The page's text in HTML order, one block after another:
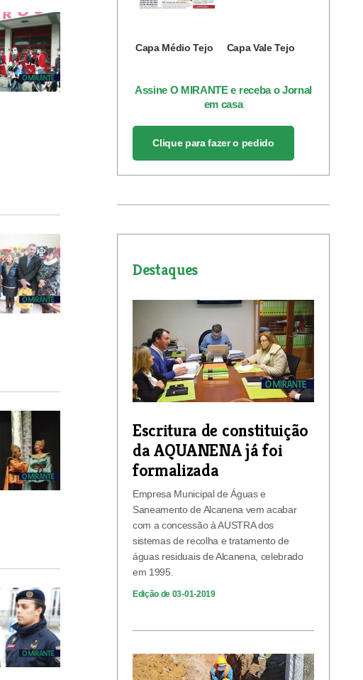
Capa Médio Tejo Capa Vale Tejo
Assine O MIRANTE e receba o Jornal
em casa
Clique para fazer o pedido
Destaques
Escritura de constituição
da AQUANENA já foi
formalizada
Empresa Municipal de Águas e
Saneamento de Alcanena vem acabar
com a concessão à AUSTRA dos
sistemas de recolha e tratamento de
águas residuais de Alcanena, celebrado
em 1995.
Edição de 03-01-2019